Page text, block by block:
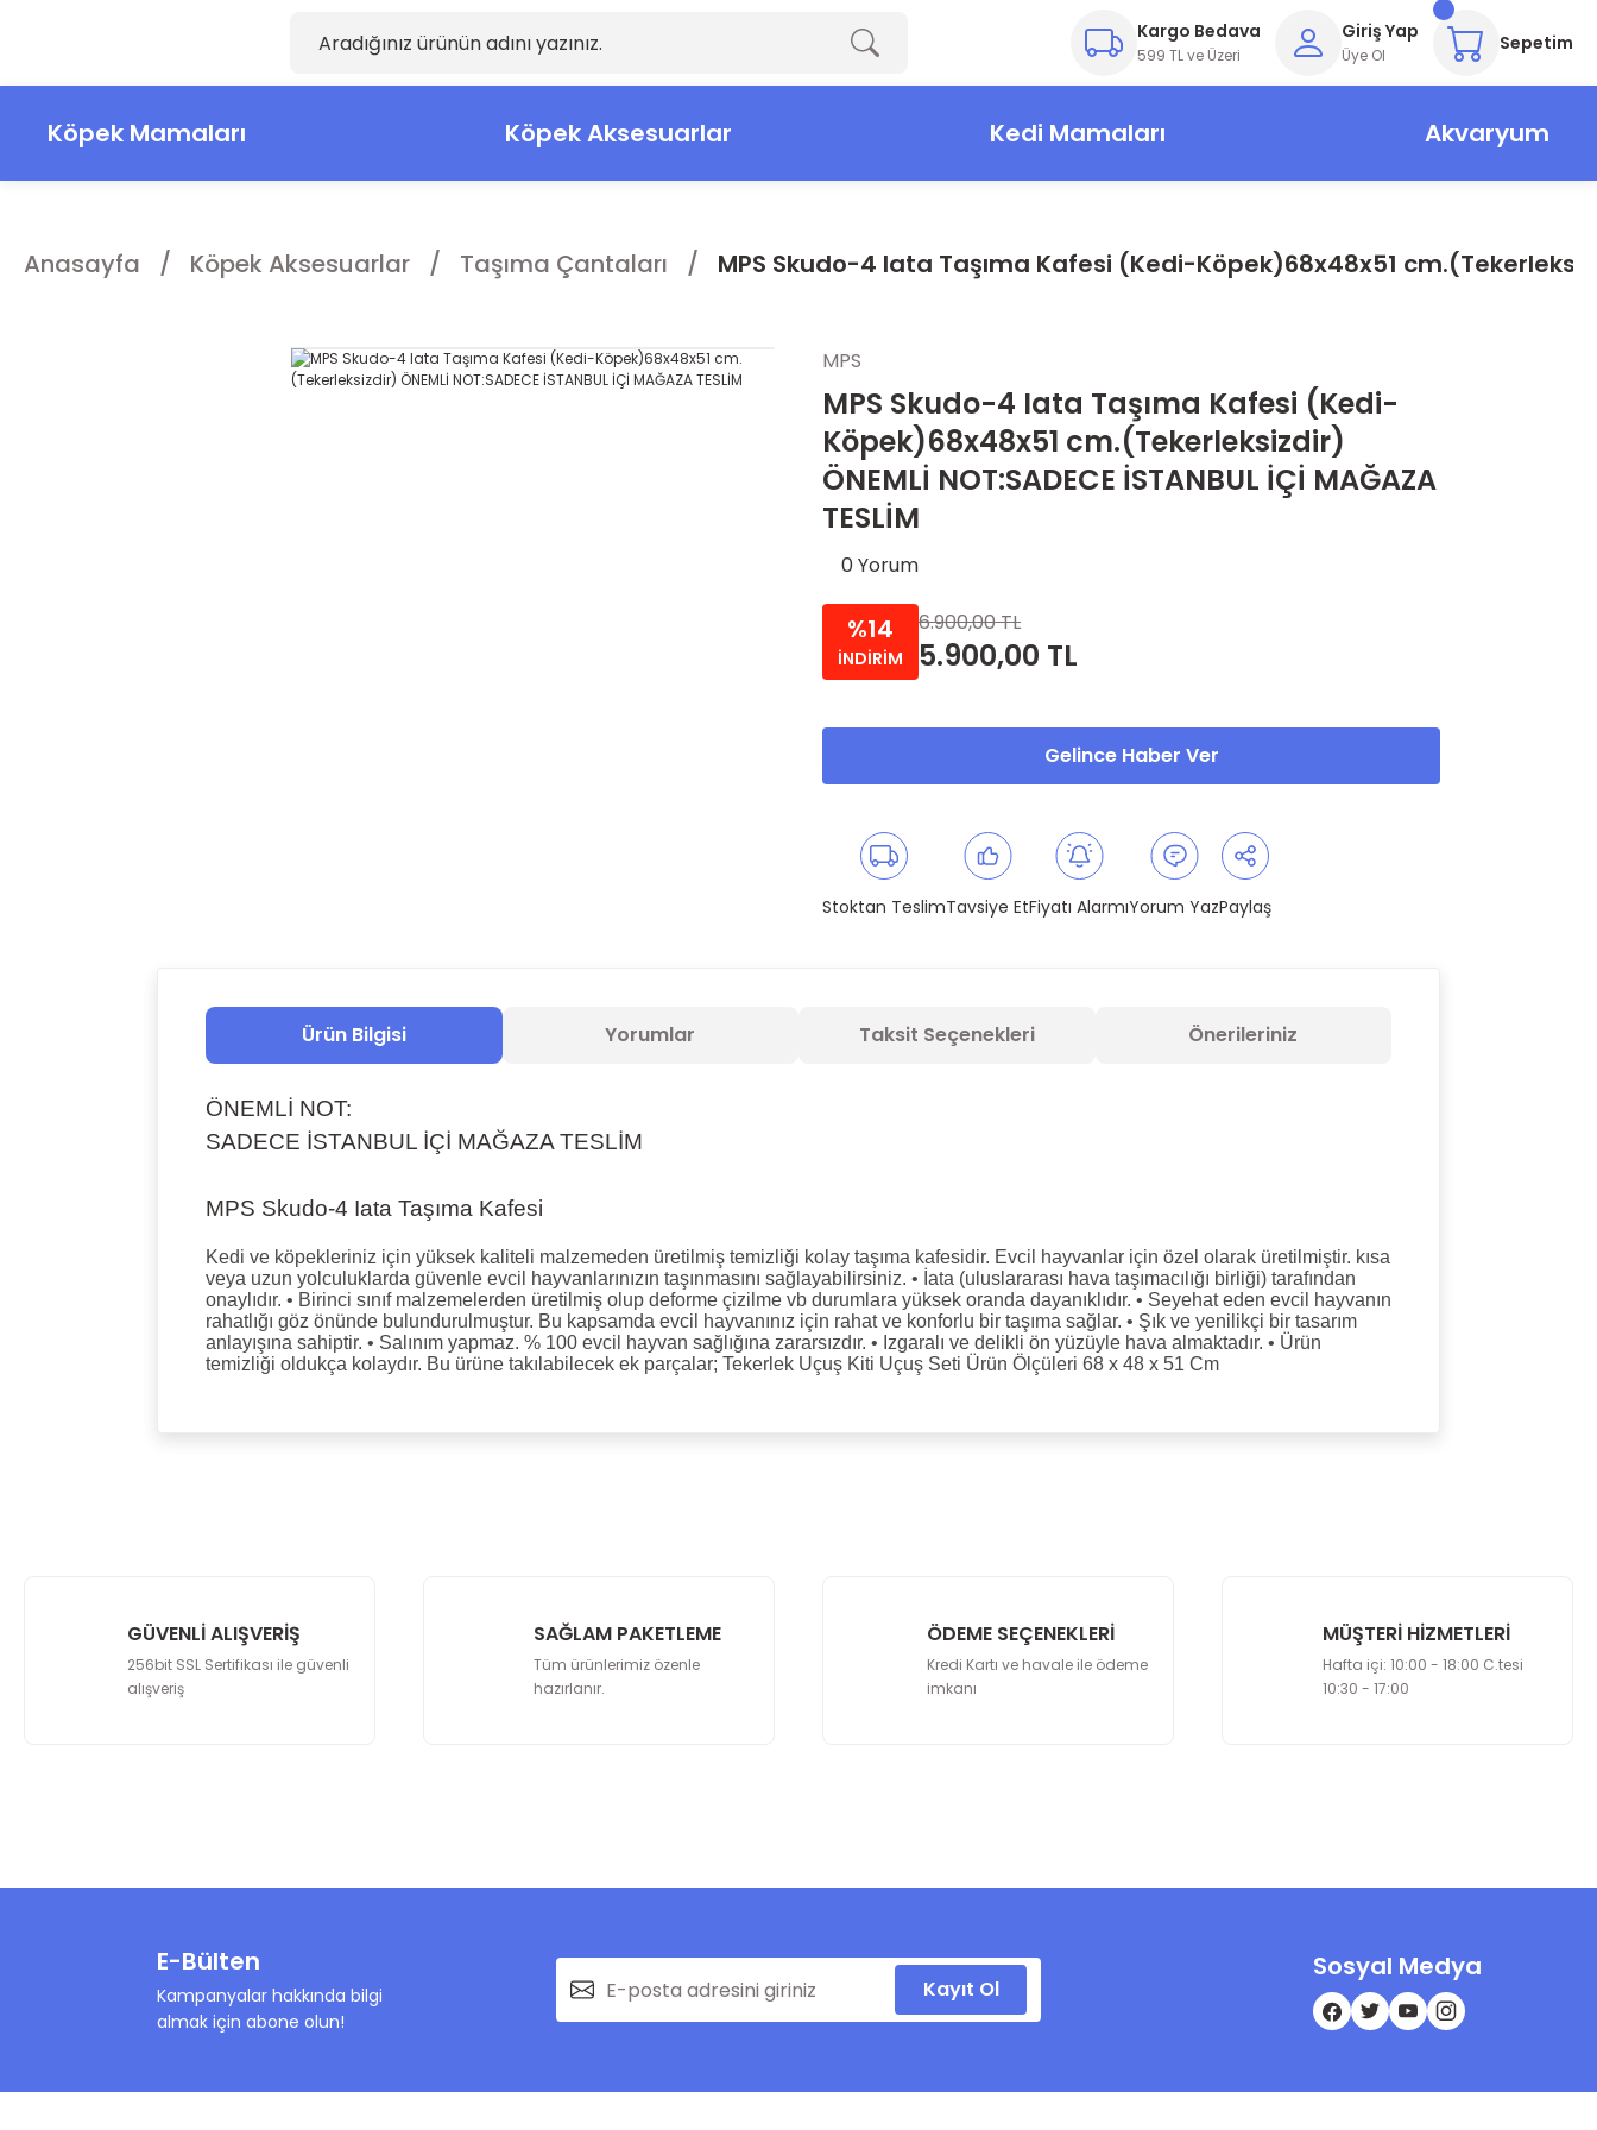
Kargo Bedava
599 TL ve Üzeri
Giriş Yap
Üye Ol
Sepetim
Köpek Mamaları Köpek Aksesuarlar Kedi Mamaları Akvaryum
Anasayfa Köpek Aksesuarlar Taşıma Çantaları MPS Skudo-4 Iata Taşıma Kafesi (Kedi-Köpek)68x48x51
MPS
MPS Skudo-4 Iata Taşıma Kafesi (Kedi-
Köpek)68x48x51 cm.(Tekerleksizdir)
ÖNEMLİ NOT:SADECE İSTANBUL İÇİ MAĞAZA
TESLİM
0 Yorum
%14
İNDİRİM
6.900,00 TL
5.900,00 TL
Gelince Haber Ver
Stoktan TeslimTavsiye EtFiyatı AlarmıYorum YazPaylaş
Ürün Bilgisi Yorumlar Taksit Seçenekleri Önerileriniz
ÖNEMLİ NOT:
SADECE İSTANBUL İÇİ MAĞAZA TESLİM
MPS Skudo-4 Iata Taşıma Kafesi
Kedi ve köpekleriniz için yüksek kaliteli malzemeden üretilmiş temizliği kolay taşıma kafesidir. Evcil hayvanlar için özel olarak üretilmiştir. kısa
veya uzun yolculuklarda güvenle evcil hayvanlarınızın taşınmasını sağlayabilirsiniz. • İata (uluslararası hava taşımacılığı birliği) tarafından
onaylıdır. • Birinci sınıf malzemelerden üretilmiş olup deforme çizilme vb durumlara yüksek oranda dayanıklıdır. • Seyehat eden evcil hayvanın
rahatlığı göz önünde bulundurulmuştur. Bu kapsamda evcil hayvanınız için rahat ve konforlu bir taşıma sağlar. • Şık ve yenilikçi bir tasarım
anlayışına sahiptir. • Salınım yapmaz. % 100 evcil hayvan sağlığına zararsızdır. • Izgaralı ve delikli ön yüzüyle hava almaktadır. • Ürün
temizliği oldukça kolaydır. Bu ürüne takılabilecek ek parçalar; Tekerlek Uçuş Kiti Uçuş Seti Ürün Ölçüleri 68 x 48 x 51 Cm
Bu ürüne benzer farklı alternatifler olmalı.
GÜVENLİ ALIŞVERİŞ
256bit SSL Sertifikası ile güvenli
alışveriş
SAĞLAM PAKETLEME
Tüm ürünlerimiz özenle
hazırlanır.
ÖDEME SEÇENEKLERİ
Kredi Kartı ve havale ile ödeme
imkanı
MÜŞTERİ HİZMETLERİ
Hafta içi: 10:00 - 18:00 C.tesi
10:30 - 17:00
E-Bülten
Kampanyalar hakkında bilgi
almak için abone olun!
Kayıt Ol
Sosyal Medya